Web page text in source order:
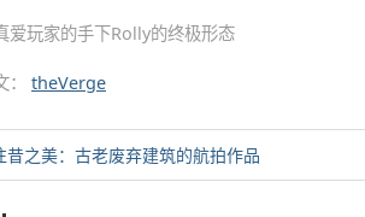
爱玩家的手下Rolly的终极形态
： theVerge
昔之美：古老废弃建筑的航拍作品